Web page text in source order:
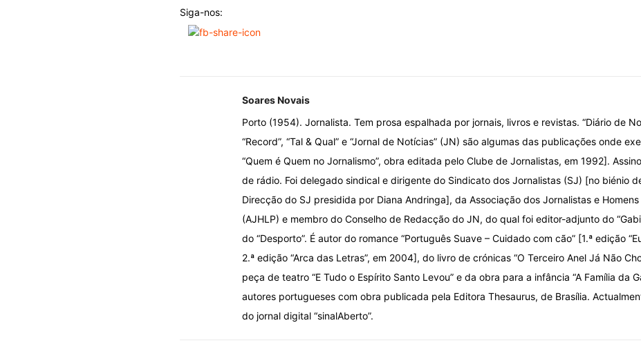
Siga-nos:
Soares Novais
Porto (1954). Jornalista. Tem prosa espalhada por jornais, livros e revistas. “Diário de
“Record”, “Tal & Qual” e “Jornal de Notícias” (JN) são algumas das publicações onde
“Quem é Quem no Jornalismo”, obra editada pelo Clube de Jornalistas, em 1992].
de rádio. Foi delegado sindical e dirigente do Sindicato dos Jornalistas (SJ) [no biénio
Direcção do SJ presidida por Diana Andringa], da Associação dos Jornalistas e
(AJHLP) e membro do Conselho de Redacção do JN, do qual foi editor-adjunto do
do “Desporto”. É autor do romance “Português Suave – Cuidado com cão” [1.ª edição
2.ª edição “Arca das Letras”, em 2004], do livro de crónicas “O Terceiro Anel Já Não
peça de teatro “E Tudo o Espírito Santo Levou” e da obra para a infância “A Família da
autores portugueses com obra publicada pela Editora Thesaurus, de Brasília.
do jornal digital “sinalAberto”.